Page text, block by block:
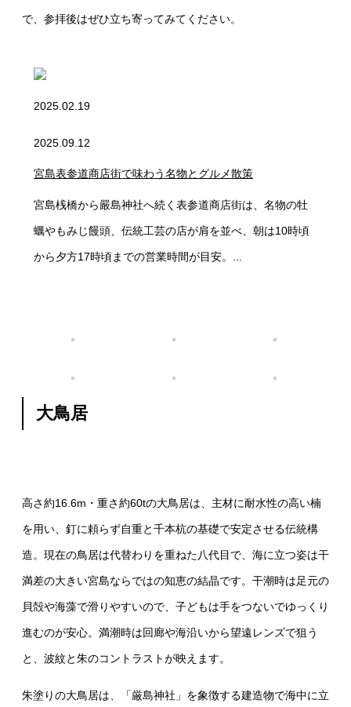
で、参拝後はぜひ立ち寄ってみてください。
2025.02.19
2025.09.12
宮島表参道商店街で味わう名物とグルメ散策
宮島桟橋から嚴島神社へ続く表参道商店街は、名物の牡
蠣やもみじ饅頭、伝統工芸の店が肩を並べ、朝は10時頃
から夕方17時頃までの営業時間が目安。...
大鳥居
高さ約16.6m・重さ約60tの大鳥居は、主材に耐水性の高い楠
を用い、釘に頼らず自重と千本杭の基礎で安定させる伝統構
造。現在の鳥居は代替わりを重ねた八代目で、海に立つ姿は干
満差の大きい宮島ならではの知恵の結晶です。干潮時は足元の
貝殻や海藻で滑りやすいので、子どもは手をつないでゆっくり
進むのが安心。満潮時は回廊や海沿いから望遠レンズで狙う
と、波紋と朱のコントラストが映えます。
朱塗りの大鳥居は、「厳島神社」を象徴する建造物で海中に立